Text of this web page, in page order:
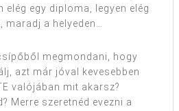
elég egy diploma, legyen elég
maradj a helyeden…
megmondani, hogy
azt már jóval kevesebben
valójában mit akarsz?
Merre szeretnéd evezni a